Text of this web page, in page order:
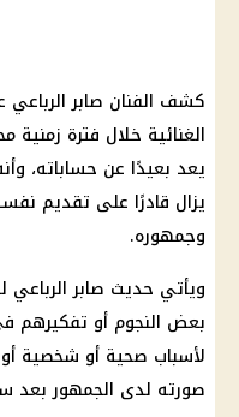
كشف الفنان صابر
الغنائية خلال فترة زمنية
يعد بعيدًا عن حساباته،
يزال قادرًا على تقديم
وجمهوره.
ويأتي حديث صابر الرباعي
بعض النجوم أو تفكيرهم
لأسباب صحية أو شخصية
صورته لدى الجمهور بعد